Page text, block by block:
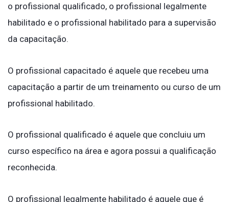
o profissional qualificado, o profissional legalmente
habilitado e o profissional habilitado para a supervisão
da capacitação.
O profissional capacitado é aquele que recebeu uma
capacitação a partir de um treinamento ou curso de um
profissional habilitado.
O profissional qualificado é aquele que concluiu um
curso específico na área e agora possui a qualificação
reconhecida.
O profissional legalmente habilitado é aquele que é